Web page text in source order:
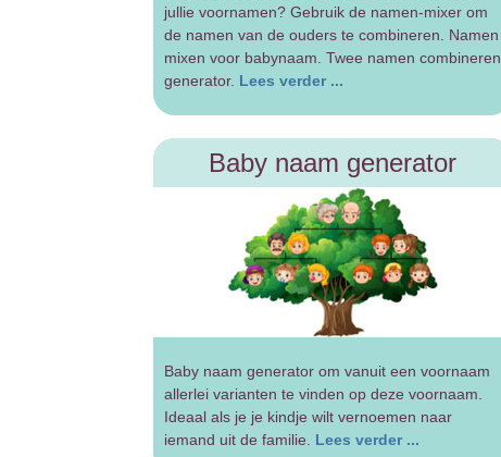
jullie voornamen? Gebruik de namen-mixer om
de namen van de ouders te combineren. Namen
mixen voor babynaam. Twee namen combineren
generator. Lees verder ...
Baby naam generator
Baby naam generator om vanuit een voornaam
allerlei varianten te vinden op deze voornaam.
Ideaal als je je kindje wilt vernoemen naar
iemand uit de familie. Lees verder ...